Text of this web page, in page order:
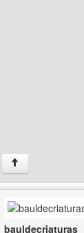
↑
bauldecriaturas